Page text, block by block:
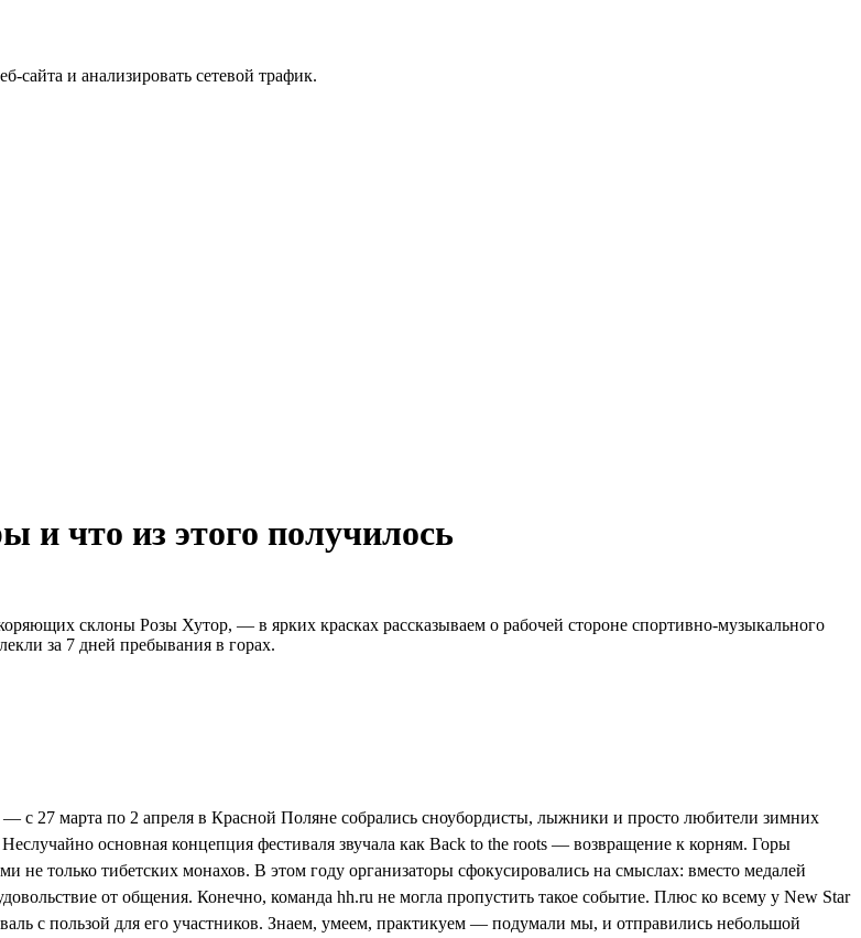
и анализировать сетевой трафик.
и что из этого получилось
склоны Розы Хутор, — в ярких красках рассказываем о рабочей стороне спортивно-музыкального
за 7 дней пребывания в горах.
с 27 марта по 2 апреля в Красной Поляне собрались сноубордисты, лыжники и просто любители зимних
основная концепция фестиваля звучала как Back to the roots — возвращение к корням. Горы
не только тибетских монахов. В этом году организаторы сфокусировались на смыслах: вместо медалей
от общения. Конечно, команда hh.ru не могла пропустить такое событие. Плюс ко всему у New Star
с пользой для его участников. Знаем, умеем, практикуем — подумали мы, и отправились небольшой